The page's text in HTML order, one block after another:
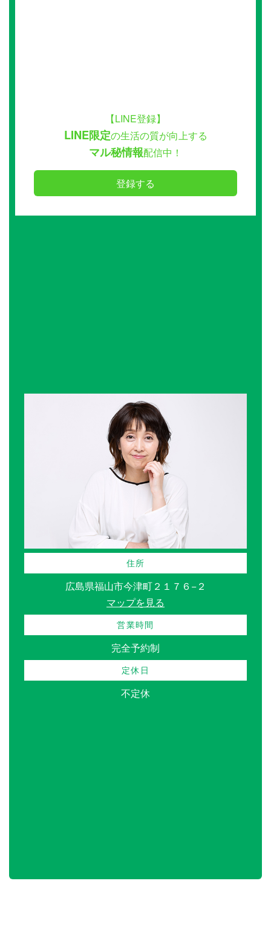
【LINE登録】
LINE限定の生活の質が向上する
マル秘情報配信中！
登録する
住所
広島県福山市今津町２１７６−２
マップを見る
営業時間
完全予約制
定休日
不定休